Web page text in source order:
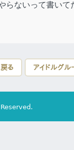
らないって書いて
る アイドルグル